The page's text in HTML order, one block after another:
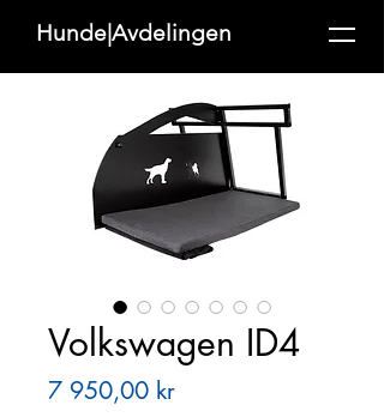
Hunde|Avdelingen
Volkswagen ID4
7 950,00 krPris